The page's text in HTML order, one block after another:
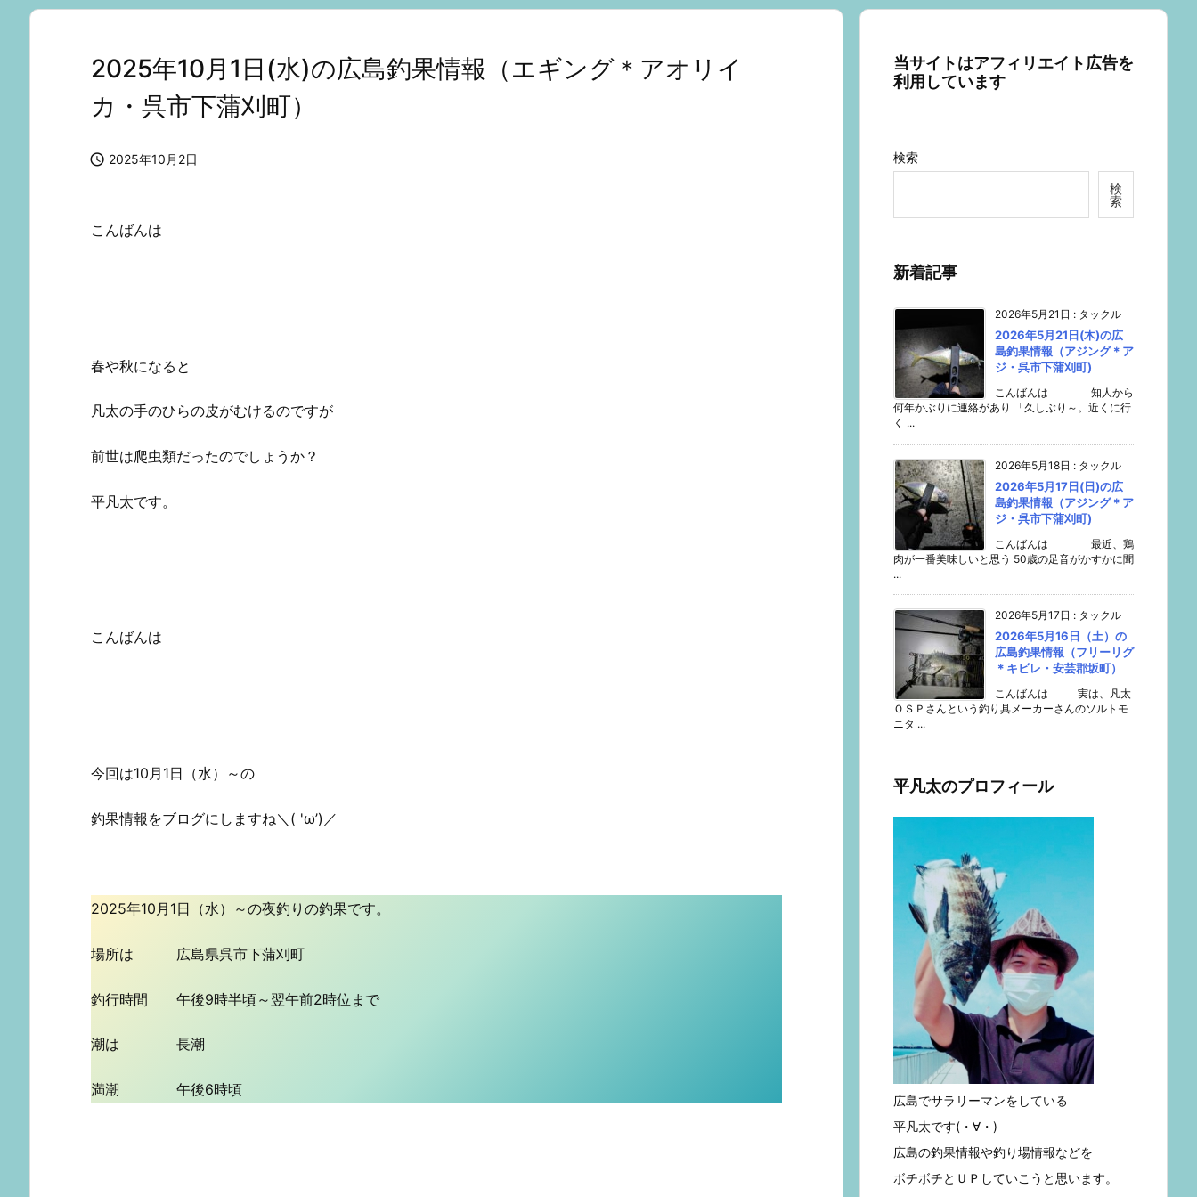
2025年10月1日(水)の広島釣果情報（エギング＊アオリイ
カ・呉市下蒲刈町）
 2025年10月2日
こんばんは
春や秋になると
凡太の手のひらの皮がむけるのですが
前世は爬虫類だったのでしょうか？
平凡太です。
こんばんは
今回は10月1日（水）～の
釣果情報をブログにしますね＼( 'ω’)／
2025年10月1日（水）～の夜釣りの釣果です。
場所は 広島県呉市下蒲刈町
釣行時間 午後9時半頃～翌午前2時位まで
潮は 長潮
満潮 午後6時頃
当サイトはアフィリエイト広告を
利用しています
検索
検
索
新着記事
2026年5月21日 : タックル
2026年5月21日(木)の広
島釣果情報（アジング＊ア
ジ・呉市下蒲刈町)
こんばんは 知人から
何年かぶりに連絡があり 「久しぶり～。近くに行
く ...
2026年5月18日 : タックル
2026年5月17日(日)の広
島釣果情報（アジング＊ア
ジ・呉市下蒲刈町)
こんばんは 最近、鶏
肉が一番美味しいと思う 50歳の足音がかすかに聞
...
2026年5月17日 : タックル
2026年5月16日（土）の
広島釣果情報（フリーリグ
＊キビレ・安芸郡坂町）
こんばんは 実は、凡太
ＯＳＰさんという釣り具メーカーさんのソルトモ
ニタ ...
平凡太のプロフィール
広島でサラリーマンをしている
平凡太です(・∀・)
広島の釣果情報や釣り場情報などを
ボチボチとＵＰしていこうと思います。